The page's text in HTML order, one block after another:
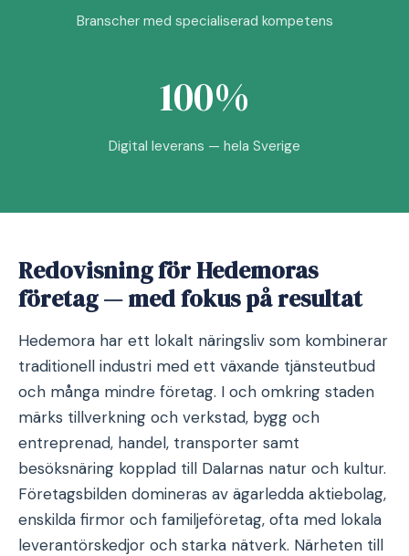
Branscher med specialiserad kompetens
100%
Digital leverans — hela Sverige
Redovisning för Hedemoras
företag — med fokus på resultat
Hedemora har ett lokalt näringsliv som kombinerar
traditionell industri med ett växande tjänsteutbud
och många mindre företag. I och omkring staden
märks tillverkning och verkstad, bygg och
entreprenad, handel, transporter samt
besöksnäring kopplad till Dalarnas natur och kultur.
Företagsbilden domineras av ägarledda aktiebolag,
enskilda firmor och familjeföretag, ofta med lokala
leverantörskedjor och starka nätverk. Närheten till